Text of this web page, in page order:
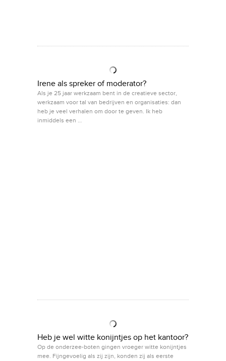
Irene als spreker of moderator?
Als je 25 jaar werkzaam bent in de creatieve sector,
werkzaam voor tal van bedrijven en organisaties: dan
heb je veel verhalen om door te geven. Ik heb
inmiddels een …
Heb je wel witte konijntjes op het kantoor?
Op de onderzee-boten gingen vroeger witte konijntjes
mee. Fijngevoelig als zij zijn, konden zij als eerste